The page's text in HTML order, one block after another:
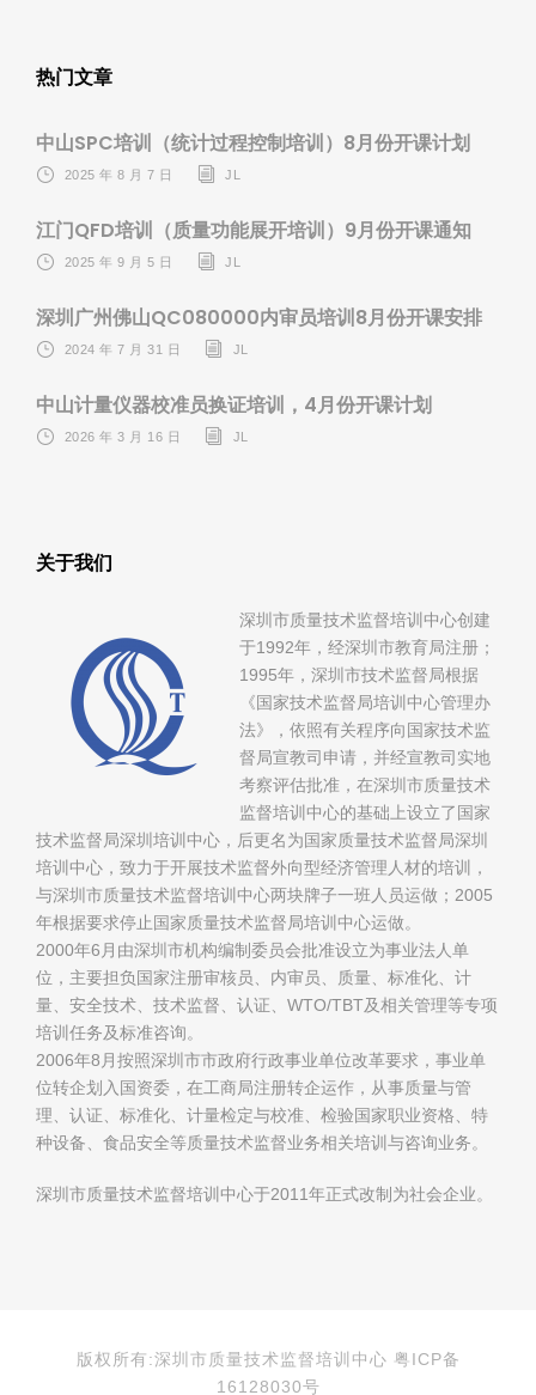
热门文章
中山SPC培训（统计过程控制培训）8月份开课计划
2025 年 8 月 7 日 JL
江门QFD培训（质量功能展开培训）9月份开课通知
2025 年 9 月 5 日 JL
深圳广州佛山QC080000内审员培训8月份开课安排
2024 年 7 月 31 日 JL
中山计量仪器校准员换证培训，4月份开课计划
2026 年 3 月 16 日 JL
关于我们
深圳市质量技术监督培训中心创建
于1992年，经深圳市教育局注册；
1995年，深圳市技术监督局根据
《国家技术监督局培训中心管理办
法》，依照有关程序向国家技术监
督局宣教司申请，并经宣教司实地
考察评估批准，在深圳市质量技术
监督培训中心的基础上设立了国家
技术监督局深圳培训中心，后更名为国家质量技术监督局深圳
培训中心，致力于开展技术监督外向型经济管理人材的培训，
与深圳市质量技术监督培训中心两块牌子一班人员运做；2005
年根据要求停止国家质量技术监督局培训中心运做。
2000年6月由深圳市机构编制委员会批准设立为事业法人单
位，主要担负国家注册审核员、内审员、质量、标准化、计
量、安全技术、技术监督、认证、WTO/TBT及相关管理等专项
培训任务及标准咨询。
2006年8月按照深圳市市政府行政事业单位改革要求，事业单
位转企划入国资委，在工商局注册转企运作，从事质量与管
理、认证、标准化、计量检定与校准、检验国家职业资格、特
种设备、食品安全等质量技术监督业务相关培训与咨询业务。
深圳市质量技术监督培训中心于2011年正式改制为社会企业。
版权所有:深圳市质量技术监督培训中心 粤ICP备
16128030号